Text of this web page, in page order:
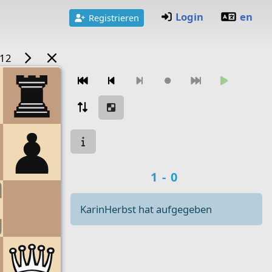
Registrieren Login en
Zugnavigation
Spielergebnis
1-0
KarinHerbst hat aufgegeben